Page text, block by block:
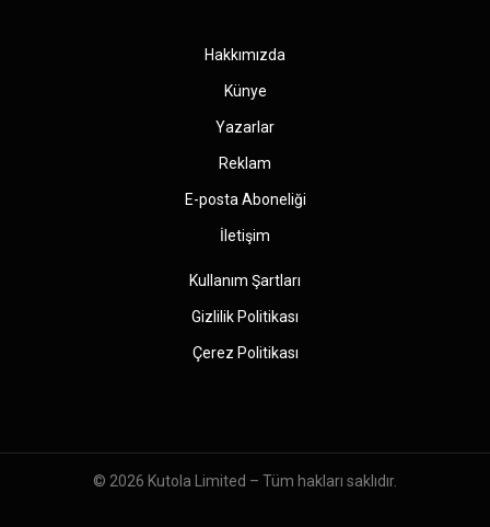
Hakkımızda
Künye
Yazarlar
Reklam
E-posta Aboneliği
İletişim
Kullanım Şartları
Gizlilik Politikası
Çerez Politikası
© 2026 Kutola Limited – Tüm hakları saklıdır.